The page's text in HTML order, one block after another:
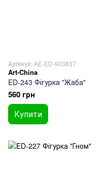
Артикул: AE-ED-903837
Art-China
ED-243 Фігурка "Жаба"
560 грн
Купити